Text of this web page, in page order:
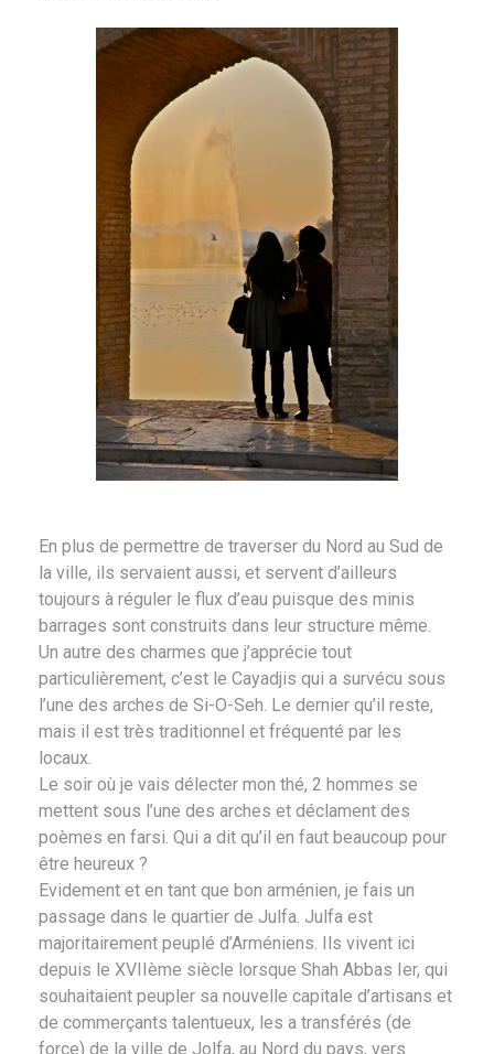
En plus de permettre de traverser du Nord au Sud de
la ville, ils servaient aussi, et servent d’ailleurs
toujours à réguler le flux d’eau puisque des minis
barrages sont construits dans leur structure même.
Un autre des charmes que j’apprécie tout
particulièrement, c’est le Cayadjis qui a survécu sous
l’une des arches de Si-O-Seh. Le dernier qu’il reste,
mais il est très traditionnel et fréquenté par les
locaux.
Le soir où je vais délecter mon thé, 2 hommes se
mettent sous l’une des arches et déclament des
poèmes en farsi. Qui a dit qu’il en faut beaucoup pour
être heureux ?
Evidement et en tant que bon arménien, je fais un
passage dans le quartier de Julfa. Julfa est
majoritairement peuplé d’Arméniens. Ils vivent ici
depuis le XVIIème siècle lorsque Shah Abbas Ier, qui
souhaitaient peupler sa nouvelle capitale d’artisans et
de commerçants talentueux, les a transférés (de
force) de la ville de Jolfa, au Nord du pays, vers